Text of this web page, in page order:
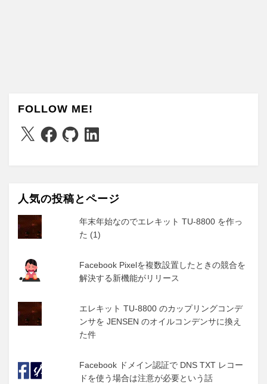
FOLLOW ME!
X Facebook
GitHubLinkedIn
人気の投稿とページ
年末年始なのでエレキット TU-8800 を作っ
た (1)
Facebook Pixelを複数設置したときの競合を
解決する新機能がリリース
エレキット TU-8800 のカップリングコンデ
ンサを JENSEN のオイルコンデンサに換え
た件
Facebook ドメイン認証で DNS TXT レコー
ドを使う場合は注意が必要という話